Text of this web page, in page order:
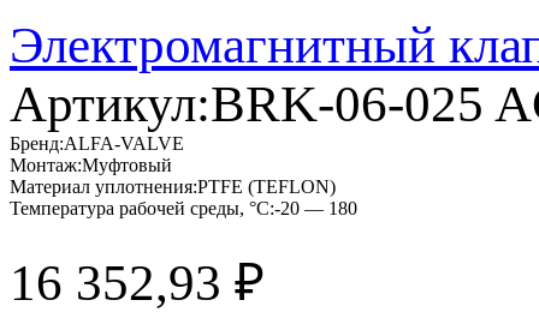
Электромагнитный
Артикул:BRK-06-025
Бренд:ALFA-VALVE
Монтаж:Муфтовый
Материал уплотнения:PTFE (TEFLON)
Температура рабочей среды, °C:-20 — 180
16 352,93 ₽